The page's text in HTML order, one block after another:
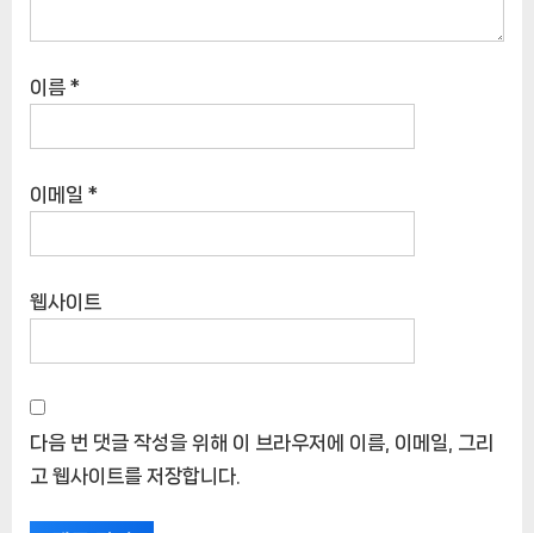
이름 *
이메일 *
웹사이트
다음 번 댓글 작성을 위해 이 브라우저에 이름, 이메일, 그리
고 웹사이트를 저장합니다.